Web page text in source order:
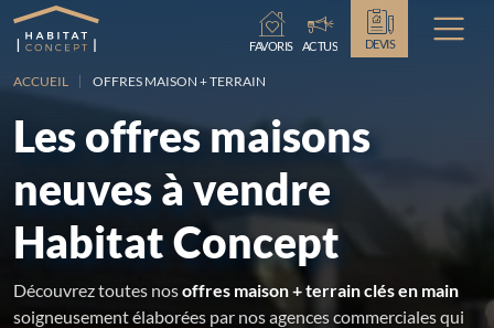
FAVORIS ACTUS DEVIS
ACCUEIL OFFRES MAISON + TERRAIN
Les offres maisons
neuves à vendre
Habitat Concept
Découvrez toutes nosoffres maison + terrain clés en main
soigneusement élaborées par nos agences commerciales qui